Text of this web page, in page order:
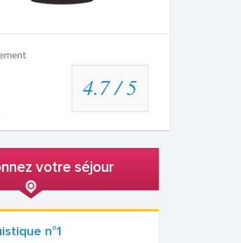
4.7/ 5
votre séjour
n°1